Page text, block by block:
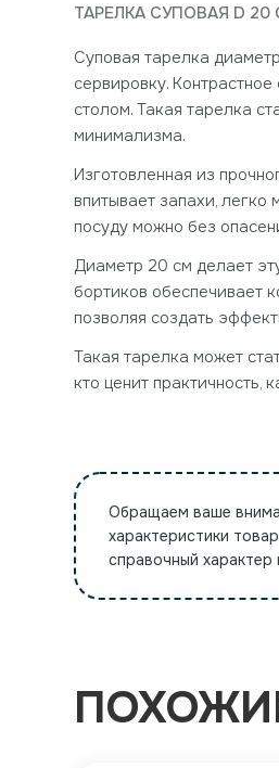
ТАРЕЛКА СУПОВАЯ D
Суповая тарелка
сервировку.
столом. Такая тарелка
минимализма.
Изготовленная из
впитывает запахи,
посуду можно без
Диаметр 20 см делает
бортиков обеспечивает
позволяя создать
Такая тарелка может
кто ценит
Обращаем ваше
характеристики
справочный